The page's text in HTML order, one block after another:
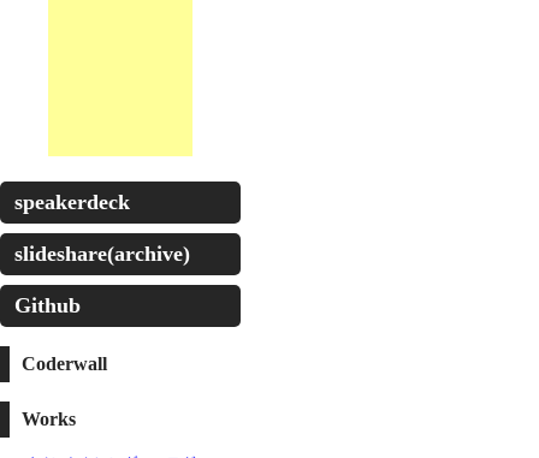
speakerdeck
slideshare(archive)
Github
Coderwall
Works